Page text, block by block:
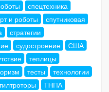
спецтехника
и роботы
спутниковая
стратегии
судостроение
США
теплицы
тесты
технологии
ТНПА